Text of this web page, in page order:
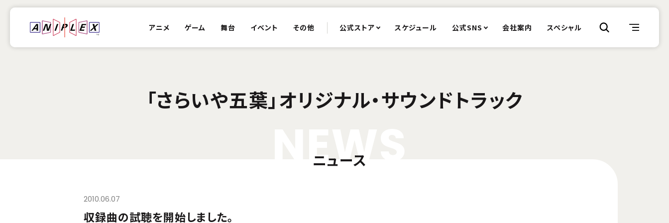
アニメ ゲーム 舞台 イベント その他 公式ストア スケジュール 公式SNS 会社案内 スペシャル
「さらいや五葉」オリジナル・サウンドトラック
EW
ニュース
2010.06.07
収録曲の試聴を開始しました。